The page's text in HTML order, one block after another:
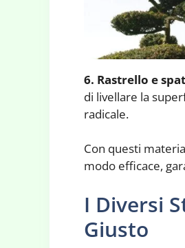
6. Rastrello e
di livellare la
radicale.
Con questi
modo efficace,
I Diversi
Giusto